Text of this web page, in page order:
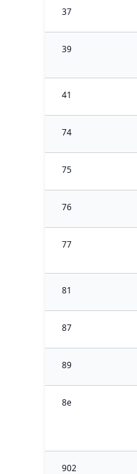
37
39
41
74
75
76
77
81
87
89
8e
902